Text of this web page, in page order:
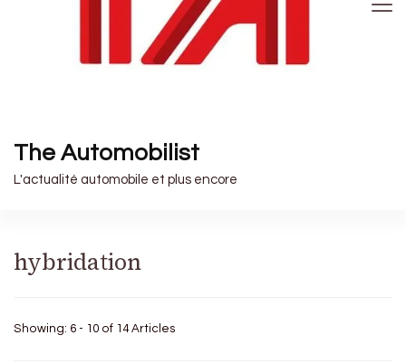
The Automobilist
L'actualité automobile et plus encore
hybridation
Showing: 6 - 10 of 14 Articles